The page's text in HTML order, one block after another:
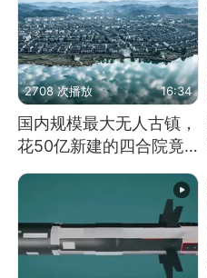
2708 次播放 16:34
国内规模最大无人古镇，
花50亿新建的四合院竟